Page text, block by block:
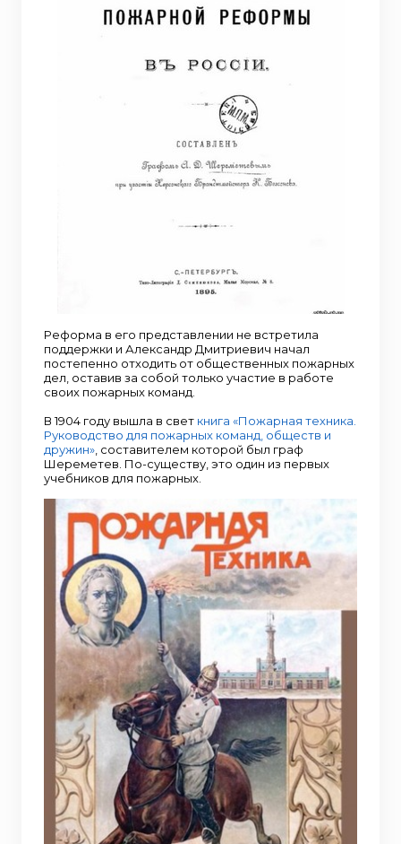
Реформа в его представлении не встретила
поддержки и Александр Дмитриевич начал
постепенно отходить от общественных пожарных
дел, оставив за собой только участие в работе
своих пожарных команд.
В 1904 году вышла в свет книга «Пожарная техника.
Руководство для пожарных команд, обществ и
дружин», составителем которой был граф
Шереметев. По-существу, это один из первых
учебников для пожарных.